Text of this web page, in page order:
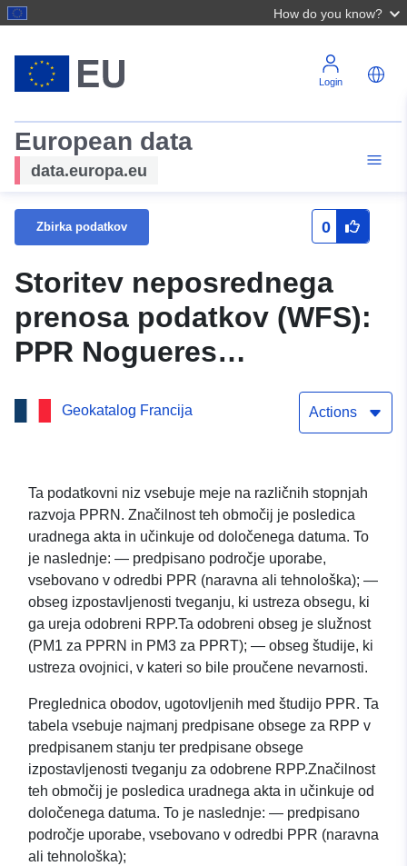
How do you know?
Login
European data
data.europa.eu
Zbirka podatkov 0
Storitev neposrednega
prenosa podatkov (WFS):
PPR Nogueres
(64DDTM20080009) –
Območje načrta za
Nogueresu (64418),
departma Pyrénées-
Atlantiques.
Geokatalog Francija Actions
Ta podatkovni niz vsebuje meje na različnih stopnjah
razvoja PPRN. Značilnost teh območij je posledica
uradnega akta in učinkuje od določenega datuma. To
je naslednje: — predpisano področje uporabe,
vsebovano v odredbi PPR (naravna ali tehnološka); —
obseg izpostavljenosti tveganju, ki ustreza obsegu, ki
ga ureja odobreni RPP.Ta odobreni obseg je služnost
(PM1 za PPRN in PM3 za PPRT); — obseg študije, ki
ustreza ovojnici, v kateri so bile proučene nevarnosti.
Preglednica obodov, ugotovljenih med študijo PPR. Ta
tabela vsebuje najmanj predpisane obsege za RPP v
predpisanem stanju ter predpisane obsege
izpostavljenosti tveganju za odobrene RPP.Značilnost
teh območij je posledica uradnega akta in učinkuje od
določenega datuma. To je naslednje: — predpisano
področje uporabe, vsebovano v odredbi PPR (naravna
ali tehnološka);